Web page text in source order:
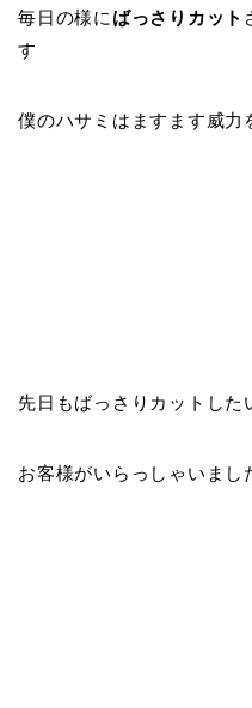
毎日の様に ばっさりカット
す
僕のハサミはますます威力
先日もばっさりカットした
お客様がいらっしゃいまし